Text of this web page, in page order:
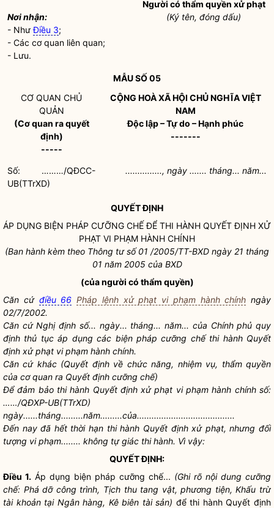
Nơi nhận:
- NhưĐiều 3;
- Các cơ quan liên quan;
- Lưu.
Người có thẩm quyền xử phạt
(Ký tên, đóng dấu)
MẪU SỐ 05
CƠ QUAN CHỦ
QUẢN
(Cơ quan ra quyết
định)
-----
CỘNG HOÀ XÃ HỘI CHỦ NGHĨA VIỆT
NAM
Độc lập – Tự do – Hạnh phúc
-------
Số: ………/QĐCC-
UB(TTrXD)
..............., ngày ....... tháng... năm...
QUYẾT ĐỊNH
ÁP DỤNG BIỆN PHÁP CƯỠNG CHẾĐỂ THI HÀNH QUYẾT ĐỊNH XỬ
PHẠT VI PHẠM HÀNH CHÍNH
(Ban hành kèm theo Thông tư số 01 /2005/TT-BXD ngày 21 tháng
01 năm 2005 của BXD
(của người có thẩm quyền)
Căn cứ điều 66 Pháp lệnh xử phạt vi phạm hành chính ngày
02/7/2002.
Căn cứ Nghị định số... ngày... tháng... năm... của Chính phủ quy
định thủ tục áp dụng các biện phápcưỡng chếthi hành Quyết
định xử phạt vi phạm hành chính.
Căn cứ khác (Quyết định về chức năng, nhiệm vụ, thẩm quyền
của cơ quan ra Quyết định cưỡng chế)
Để đảm bảo thi hành Quyết định xử phạt vi phạm hành chính số:
……/QĐXP-UB(TTrXD)
ngày......tháng.........năm.........của........................................
Đến nay đã hết thời hạn thi hành Quyết định xử phạt, nhưng đối
tượng vi phạm........ không tự giác thi hành. Vì vậy:
QUYẾT ĐỊNH:
Điều 1. Áp dụng biện pháp cưỡng chế... (Ghi rõ nội dung cưỡng
chế: Phá dỡ công trình, Tịch thu tang vật, phương tiện, Khấu trừ
tài khoản tại Ngân hàng, Kê biên tài sản) để thi hành Quyết định